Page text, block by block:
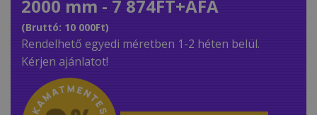
2000 mm - 7 874FT+ÁFA
(Bruttó: 10 000Ft)
Rendelhető egyedi méretben 1-2 héten belül.
Kérjen ajánlatot!